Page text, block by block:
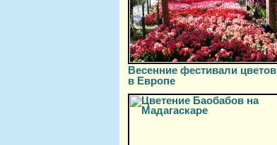
Весенние фестивали цветов
в Европе